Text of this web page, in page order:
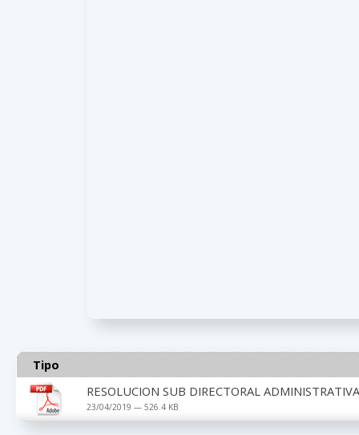
Tipo
RESOLUCION SUB DIRECTORAL
23/04/2019 — 526.4 KB